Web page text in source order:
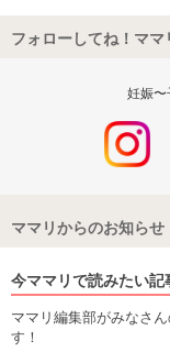
フォローしてね！ママ
妊娠
ママリからのお知らせ
今ママリで読みたい記
ママリ編集部がみなさ
す！